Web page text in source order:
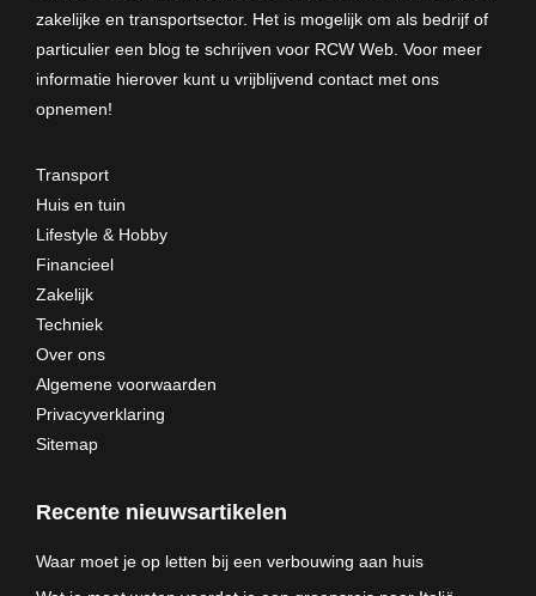
zakelijke en transportsector. Het is mogelijk om als bedrijf of
particulier een blog te schrijven voor RCW Web. Voor meer
informatie hierover kunt u vrijblijvend contact met ons
opnemen!
Transport
Huis en tuin
Lifestyle & Hobby
Financieel
Zakelijk
Techniek
Over ons
Algemene voorwaarden
Privacyverklaring
Sitemap
Recente nieuwsartikelen
Waar moet je op letten bij een verbouwing aan huis